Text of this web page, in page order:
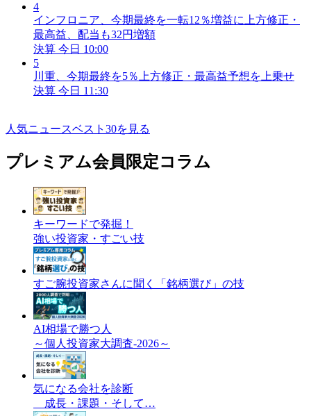
4
インフロニア、今期最終を一転12％増益に上方修正・
最高益、配当も32円増額
決算 今日 10:00
5
川重、今期最終を5％上方修正・最高益予想を上乗せ
決算 今日 11:30
人気ニュースベスト30を見る
プレミアム会員限定コラム
キーワードで発掘！
強い投資家・すごい技
すご腕投資家さんに聞く「銘柄選び」の技
AI相場で勝つ人
～個人投資家大調査-2026～
気になる会社を診断
成長・課題・そして…